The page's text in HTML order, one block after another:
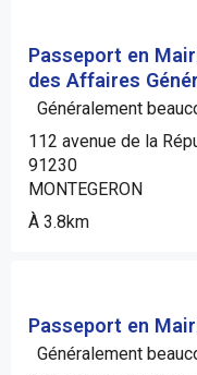
Passeport en
des Affaires
Généralement
112 avenue de la
91230
MONTEGERON
À 3.8km
Passeport en
Généralement